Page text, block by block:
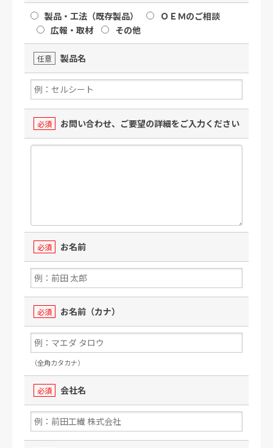
製品・工法（既存製品）
ＯＥＭのご相談
広報・取材
その他
任意 製品名
必須 お問い合わせ、ご要望の詳細をご入力ください
必須 お名前
必須 お名前（カナ）
（全角カタカナ）
必須 会社名